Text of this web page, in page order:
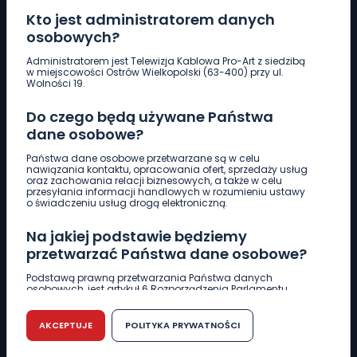
Kto jest administratorem danych
osobowych?
Administratorem jest Telewizja Kablowa Pro-Art z siedzibą
w miejscowości Ostrów Wielkopolski (63-400) przy ul.
Wolności 19.
Do czego będą używane Państwa
dane osobowe?
Państwa dane osobowe przetwarzane są w celu
nawiązania kontaktu, opracowania ofert, sprzedaży usług
oraz zachowania relacji biznesowych, a także w celu
przesyłania informacji handlowych w rozumieniu ustawy
o świadczeniu usług drogą elektroniczną.
Na jakiej podstawie będziemy
przetwarzać Państwa dane osobowe?
Podstawą prawną przetwarzania Państwa danych
osobowych, jest artykuł 6 Rozporządzenia Parlamentu
r. w sprawie ochrony osób fizycznych w związku z
przetwarzaniem danych osobowych w sprawie
swobodnego przepływu takich danych oraz uchylenia
dyrektywy 95/46/WE (RODO).
AKCEPTUJE POLITYKA PRYWATNOŚCI
Pobierz logotyp
661 997 997
REDAKCJA
62 735 22 22redakcja@wlkp24.info
DZIAŁ REKLAMY
62 735 01 85 reklama@wlkp24.info
WIADOMOŚCI
CIEKAWOSTKI